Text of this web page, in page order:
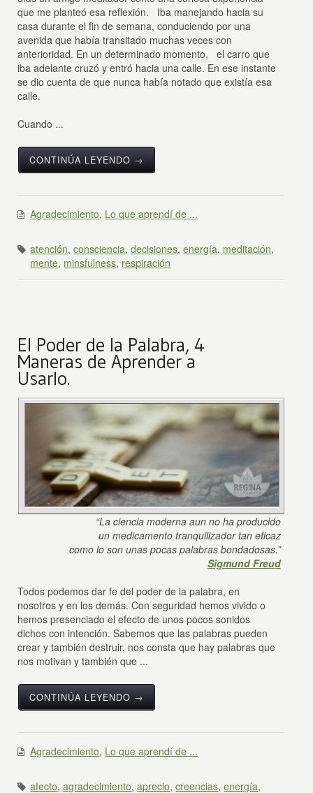
que me planteó esa reflexión. Iba manejando hacia su
casa durante el fin de semana, conduciendo por una
avenida que había transitado muchas veces con
anterioridad. En un determinado momento, el carro que
iba adelante cruzó y entró hacia una calle. En ese instante
se dio cuenta de que nunca había notado que existía esa
calle.
Cuando ...
CONTINÚA LEYENDO →
Agradecimiento, Lo que aprendí de ...
atención,consciencia,decisiones,energía, meditación,
mente, minsfulness, respiración
El Poder de la Palabra, 4
Maneras de Aprender a
Usarlo.
“La ciencia moderna aun no ha producido
un medicamento tranquilizador tan eficaz
como lo son unas pocas palabras bondadosas.”
Sigmund Freud
Todos podemos dar fe del poder de la palabra, en
nosotros y en los demás. Con seguridad hemos vivido o
hemos presenciado el efecto de unos pocos sonidos
dichos con intención. Sabemos que las palabras pueden
crear y también destruir, nos consta que hay palabras que
nos motivan y también que ...
CONTINÚA LEYENDO →
Agradecimiento, Lo que aprendí de ...
afecto,agradecimiento,aprecio,creencias,energía,